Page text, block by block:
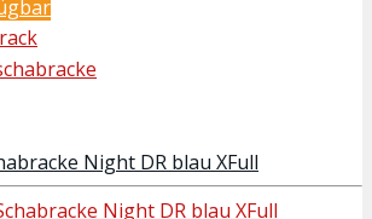
Night DR blau XFull